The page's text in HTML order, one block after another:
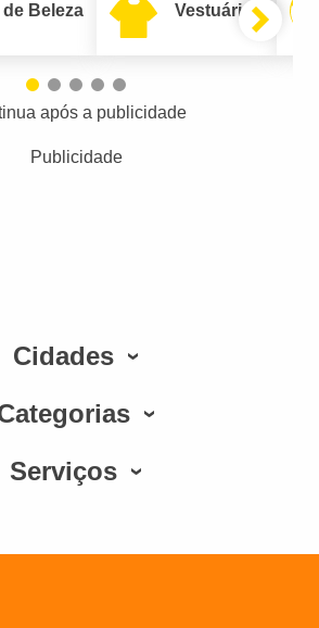
Beleza Vestuário
após a publicidade
Publicidade
Cidades
Serviços